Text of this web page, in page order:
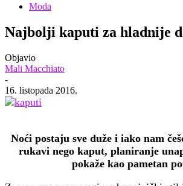
Moda
Najbolji kaputi za hladnije
Objavio
Mali Macchiato
-
16. listopada 2016.
Noći postaju sve duže i iako nam
rukavi nego kaput, planiranje
pokaže kao pametan